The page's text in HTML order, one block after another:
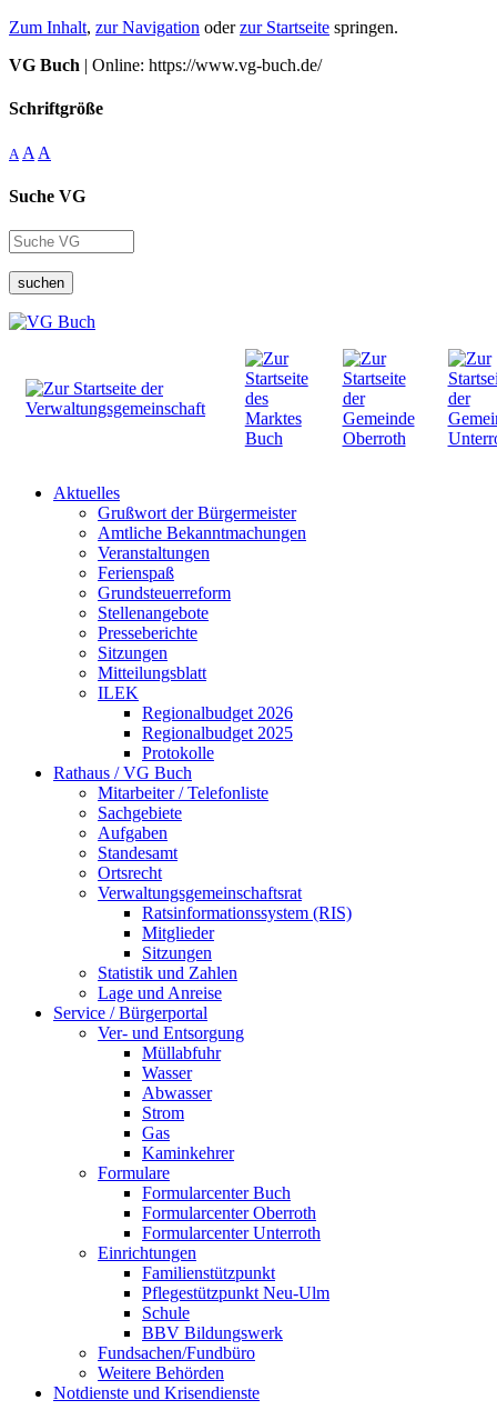
Zum Inhalt, zur Navigation oderzur Startseite springen.
VG Buch | Online: https://www.vg-buch.de/
Schriftgröße
A A A
Suche VG
suchen
Aktuelles
Grußwort der Bürgermeister
Amtliche Bekanntmachungen
Veranstaltungen
Ferienspaß
Grundsteuerreform
Stellenangebote
Presseberichte
Sitzungen
Mitteilungsblatt
ILEK
Regionalbudget 2026
Regionalbudget 2025
Protokolle
Rathaus / VG Buch
Mitarbeiter / Telefonliste
Sachgebiete
Aufgaben
Standesamt
Ortsrecht
Verwaltungsgemeinschaftsrat
Ratsinformationssystem (RIS)
Mitglieder
Sitzungen
Statistik und Zahlen
Lage und Anreise
Service / Bürgerportal
Ver- und Entsorgung
Müllabfuhr
Wasser
Abwasser
Strom
Gas
Kaminkehrer
Formulare
Formularcenter Buch
Formularcenter Oberroth
Formularcenter Unterroth
Einrichtungen
Familienstützpunkt
Pflegestützpunkt Neu-Ulm
Schule
BBV Bildungswerk
Fundsachen/Fundbüro
Weitere Behörden
Notdienste und Krisendienste